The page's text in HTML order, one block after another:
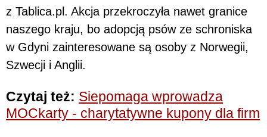
z Tablica.pl. Akcja przekroczyła nawet granice
naszego kraju, bo adopcją psów ze schroniska
w Gdyni zainteresowane są osoby z Norwegii,
Szwecji i Anglii.
Czytaj też: Siepomaga wprowadza
MOCkarty - charytatywne kupony dla firm